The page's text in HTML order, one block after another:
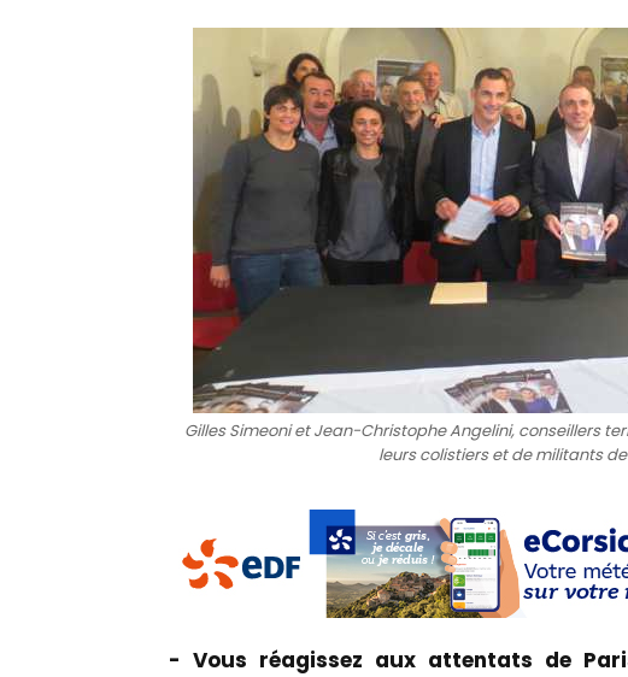
Gilles Simeoni et Jean-Christophe Angelini, conseillers
leurs colistiers et de militants
- Vous réagissez aux attentats de